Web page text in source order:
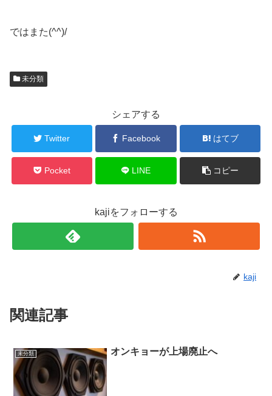
ではまた(^^)/
未分類
シェアする
Twitter Facebook はてブ
Pocket LINE コピー
kajiをフォローする
kaji
関連記事
未分類 オンキョーが上場廃止へ